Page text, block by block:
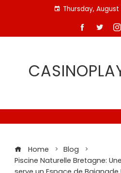
Thursday, August
Home
Blog
Piscine Naturelle Bretagne: